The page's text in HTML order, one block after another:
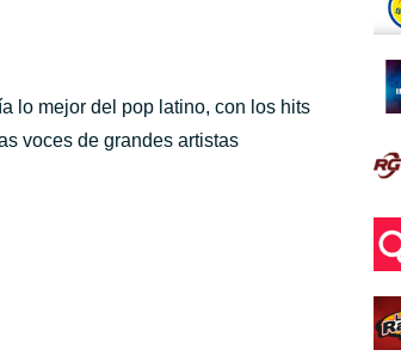
lo mejor del pop latino, con los hits
voces de grandes artistas